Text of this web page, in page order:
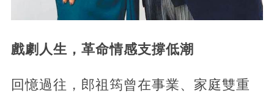
戲劇人生，革命情感支撐低潮
回憶過往，郎祖筠曾在事業、家庭雙重